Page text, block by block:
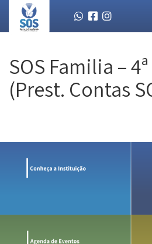
SOS Familia –
(Prest. Contas